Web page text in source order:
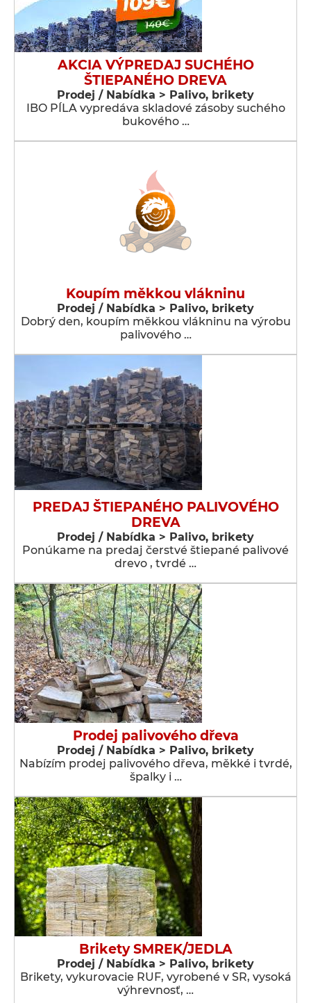
AKCIA VÝPREDAJ SUCHÉHO
ŠTIEPANÉHO DREVA
Prodej / Nabídka > Palivo, brikety
IBO PÍLA vypredáva skladové zásoby suchého
bukového …
Koupím měkkou vlákninu
Prodej / Nabídka > Palivo, brikety
Dobrý den, koupím měkkou vlákninu na výrobu
palivového …
PREDAJ ŠTIEPANÉHO PALIVOVÉHO
DREVA
Prodej / Nabídka > Palivo, brikety
Ponúkame na predaj čerstvé štiepané palivové
drevo , tvrdé …
Prodej palivového dřeva
Prodej / Nabídka > Palivo, brikety
Nabízím prodej palivového dřeva, měkké i tvrdé,
špalky i …
Brikety SMREK/JEDLA
Prodej / Nabídka > Palivo, brikety
Brikety, vykurovacie RUF, vyrobené v SR, vysoká
výhrevnosť, …